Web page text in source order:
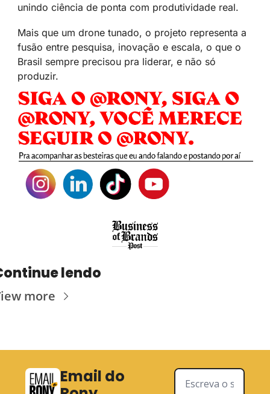
unindo ciência de ponta com produtividade real.
Mais que um drone tunado, o projeto representa a
fusão entre pesquisa, inovação e escala, o que o
Brasil sempre precisou pra liderar, e não só
produzir.
lendo
more
Email do